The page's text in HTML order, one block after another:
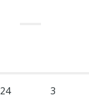
24 3